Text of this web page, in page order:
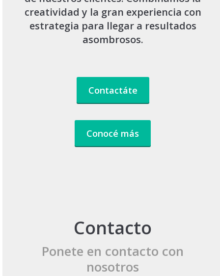
creatividad y la gran experiencia con
estrategia para llegar a resultados
asombrosos.
Contactáte
Conocé más
Contacto
Ponete en contacto con
nosotros